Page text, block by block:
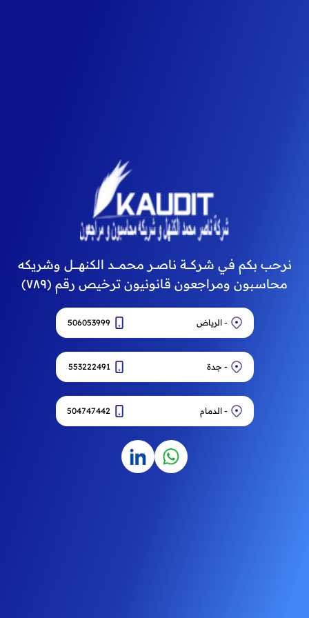
نرحب بكم في شركـــــة ناصـــر محمــــــد الكنهــــــــل وشريكه
محاسبون ومراجعون قانونيون ترخيص رقم (٧٨٩)
- الرياض 506053999
- جدة 553222491
- الدمام 504747442
استعادة كلمة المرور
أدخل بريدك الإلكتروني لاستعادة كلمة المرور
البريد الإلكتروني